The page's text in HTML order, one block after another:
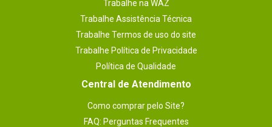
Trabalhe na WAZ
Trabalhe Assistência Técnica
Trabalhe Termos de uso do site
Trabalhe Política de Privacidade
Política de Qualidade
Central de Atendimento
Como comprar pelo Site?
FAQ: Perguntas Frequentes